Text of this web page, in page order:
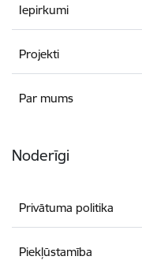
Iepirkumi
Projekti
Par mums
Noderīgi
Privātuma politika
Piekļūstamība